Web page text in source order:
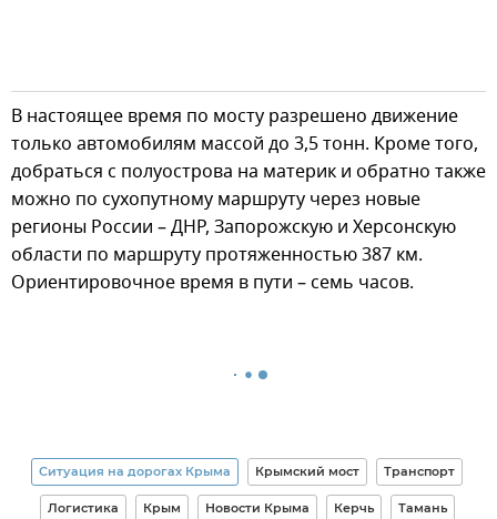
В настоящее время по мосту разрешено движение
только автомобилям массой до 3,5 тонн. Кроме того,
добраться с полуострова на материк и обратно также
можно по сухопутному маршруту через новые
регионы России – ДНР, Запорожскую и Херсонскую
области по маршруту протяженностью 387 км.
Ориентировочное время в пути – семь часов.
Ситуация на дорогах Крыма Крымский мост Транспорт
Логистика Крым Новости Крыма Керчь Тамань